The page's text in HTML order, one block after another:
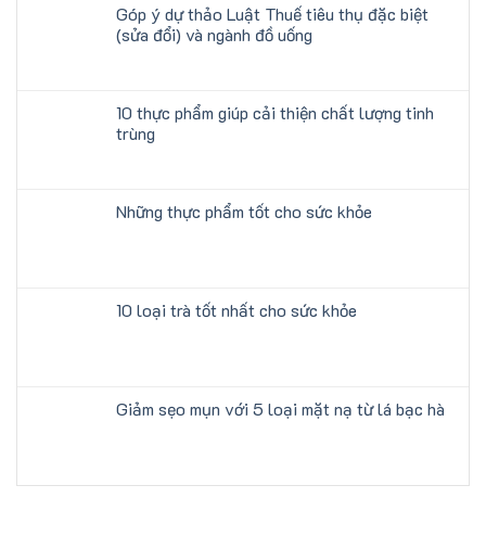
Góp ý dự thảo Luật Thuế tiêu thụ đặc biệt
(sửa đổi) và ngành đồ uống
10 thực phẩm giúp cải thiện chất lượng tinh
trùng
Những thực phẩm tốt cho sức khỏe
10 loại trà tốt nhất cho sức khỏe
Giảm sẹo mụn với 5 loại mặt nạ từ lá bạc hà